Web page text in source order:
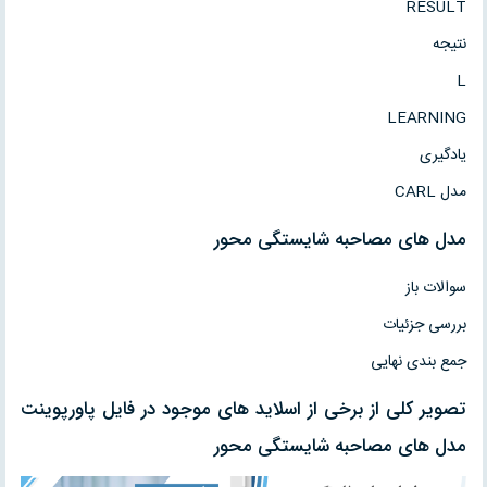
RESULT
نتیجه
L
LEARNING
یادگیری
مدل CARL
مدل های مصاحبه شایستگی محور
سوالات باز
بررسی جزئیات
جمع بندی نهایی
تصویر کلی از برخی از اسلاید های موجود در فایل پاورپوینت
مدل های مصاحبه شایستگی محور